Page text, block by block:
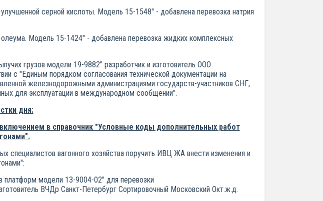
серной кислоты. Модель 15-1548" - добавлена перевозка натрия
Модель 15-1424" - добавлена перевозка жидких комплексных
грузов модели 19-9882" разработчик и изготовитель ООО
с "Единым порядком согласования технической документации на
железнодорожными администрациями государств-участников СНГ,
для эксплуатации в международном сообщении".
дня:
включением в справочник "Условные коды дополнительных работ
вагонного хозяйства поручить ИВЦ ЖА внести изменения и
платформ модели 13-9004-02" для перевозки
ВЧДр Санкт-Петербург Сортировочный Московский Окт.ж.д.